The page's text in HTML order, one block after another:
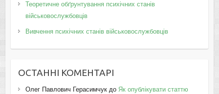
Теоретичне обґрунтування психічних станів
військовослужбовців
Вивчення психічних станів військовослужбовців
ОСТАННІ КОМЕНТАРІ
Олег Павлович Герасимчукдо Як опублікувати статтю